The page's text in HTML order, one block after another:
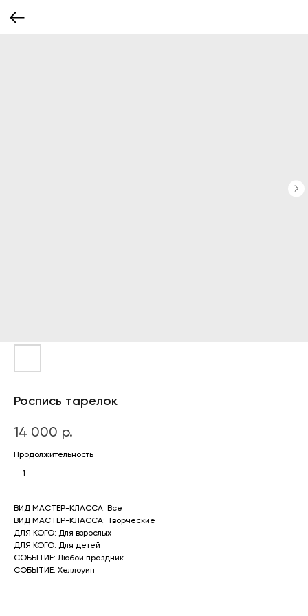
Роспись тарелок
14 000 р.
Продолжительность
1
ВИД МАСТЕР-КЛАССА: Все
ВИД МАСТЕР-КЛАССА: Творческие
ДЛЯ КОГО: Для взрослых
ДЛЯ КОГО: Для детей
СОБЫТИЕ: Любой праздник
СОБЫТИЕ: Хеллоуин